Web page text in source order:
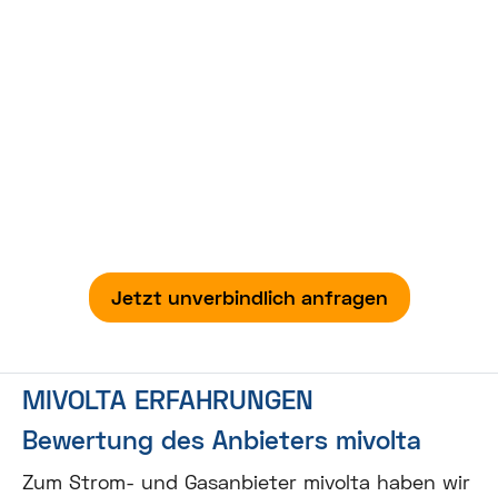
Jetzt unverbindlich anfragen
MIVOLTA ERFAHRUNGEN
Bewertung des Anbieters mivolta
Zum Strom- und Gasanbieter mivolta haben wir